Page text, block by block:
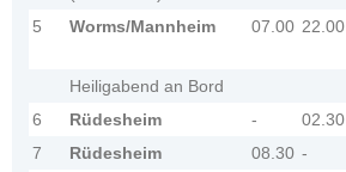
5
Worms/Mannheim 07.00 22.00
Heiligabend an Bord
6
Rüdesheim - 02.30
7
Rüdesheim 08.30 -